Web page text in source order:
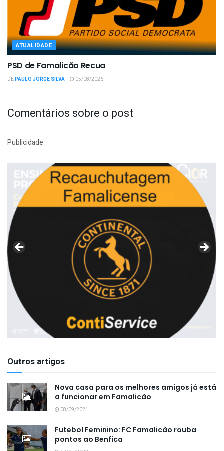
ATUALIDADE
PSD de Famalicão Recua
DEPAULO JORGE SILVA 05/08/2026
Comentários sobre o post
Publicidade
Outros artigos
Nova casa para os melhores amigos já está
a funcionar em Famalicão
08/09/2021
Futebol Feminino: FC Famalicão rouba
pontos ao Benfica